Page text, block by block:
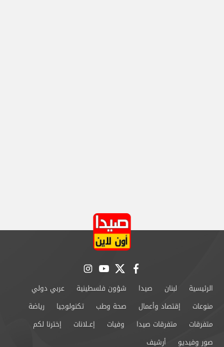
facebook
twitter
youtube
instagram
الرئيسية لبنان صيدا شؤون فلسطينية
عربي دولي
منوعات
إقتصاد وأعمال صحة وطب تكنولوجيا
رياضة
متفرقات
متفرقات صيدا وفيات إعــلانات
إخترنا لكم
صور وفيديو
أرشيف